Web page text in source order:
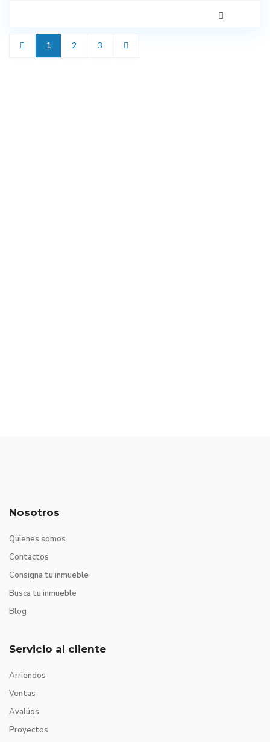
1 2 3
Nosotros
Quienes somos
Contactos
Consigna tu inmueble
Busca tu inmueble
Blog
Servicio al cliente
Arriendos
Ventas
Avalúos
Proyectos